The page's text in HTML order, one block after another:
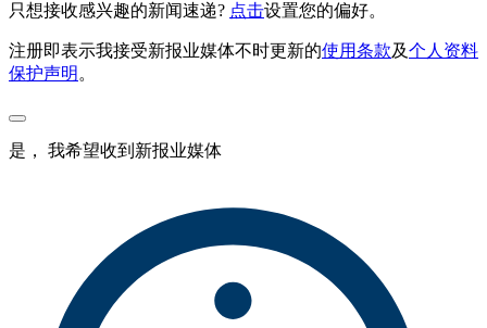
只想接收感兴趣的新闻速递? 点击设置您的偏好。
注册即表示我接受新报业媒体不时更新的使用条款及个人资料
保护声明 。
是， 我希望收到新报业媒体